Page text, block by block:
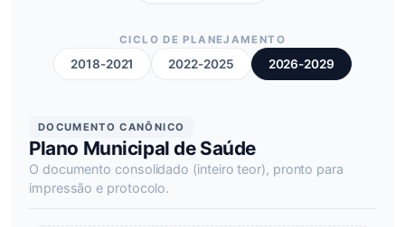
CICLO DE PLANEJAMENTO
2018-2021 2022-2025 2026-2029
DOCUMENTO CANÔNICO
Plano Municipal de Saúde
O documento consolidado (inteiro teor), pronto para
impressão e protocolo.